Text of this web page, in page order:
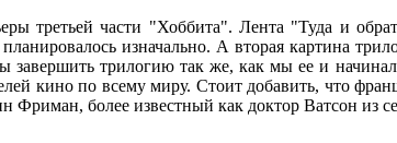
третьей части "Хоббита". Лента "Туда и
изначально. А вторая картина
завершить трилогию так же, как мы ее и
кино по всему миру. Стоит добавить, что
Фриман, более известный как доктор Ватсон из